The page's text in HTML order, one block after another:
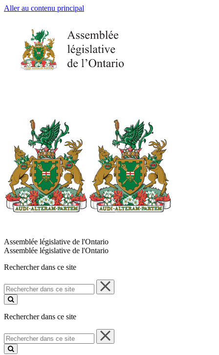
Aller au contenu principal
Assemblée législative de l'Ontario
Assemblée législative de l'Ontario
Rechercher dans ce site
Rechercher
dans
ce
Rechercher dans ce site
Rechercher
dans
ce